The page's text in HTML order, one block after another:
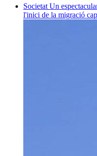
Societat Un
l'inici de la migració